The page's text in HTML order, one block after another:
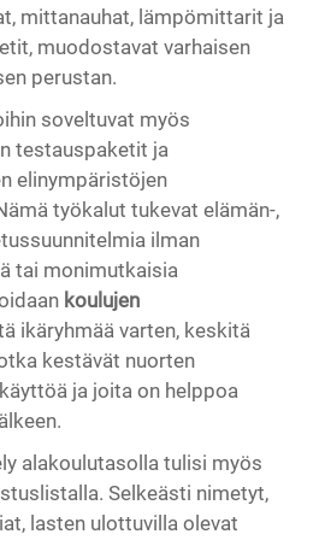
mittanauhat, lämpömittarit ja
muodostavat varhaisen
perustan.
soveltuvat myös
testauspaketit ja
elinympäristöjen
työkalut tukevat elämän-,
ilman
tai monimutkaisia
koulujen
ikäryhmää varten, keskitä
kestävät nuorten
ja joita on helppoa
alakoulutasolla tulisi myös
Selkeästi nimetyt,
lasten ulottuvilla olevat